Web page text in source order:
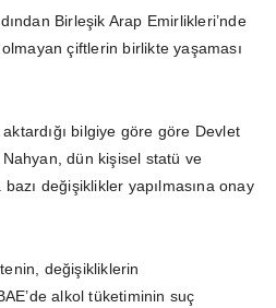
Birleşik Arap Emirlikleri’nde
çiftlerin birlikte yaşaması
bilgiye göre göre Devlet
dün kişisel statü ve
değişiklikler yapılmasına onay
değişikliklerin
alkol tüketiminin suç